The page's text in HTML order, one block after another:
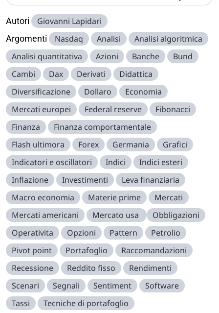
Autori Giovanni Lapidari
Argomenti Nasdaq Analisi
Analisi algoritmica
Analisi quantitativa
Azioni Banche
Bund
Cambi
Dax Derivati
Didattica
Diversificazione
Dollaro
Economia
Mercati europei
Federal reserve
Fibonacci
Finanza
Finanza comportamentale
Flash ultimora
Forex Germania
Grafici
Indicatori e oscillatori
Indici
Indici esteri
Inflazione
Investimenti
Leva finanziaria
Macro economia
Materie prime
Mercati
Mercati americani
Mercato usa
Obbligazioni
Operativita
Opzioni Pattern
Petrolio
Pivot point
Portafoglio
Raccomandazioni
Recessione
Reddito fisso
Rendimenti
Scenari
Segnali Sentiment
Software
Tassi
Tecniche di portafoglio